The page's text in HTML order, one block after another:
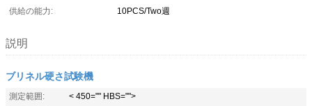
供給の能力:
10PCS/Two週
説明
ブリネル硬さ試験機
測定範囲:
< 450="" HBS="">